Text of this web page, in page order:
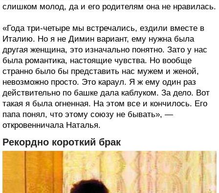
слишком молод, да и его родителям она не нравилась.
«Года три-четыре мы встречались, ездили вместе в
Италию. Но я не Димин вариант, ему нужна была
другая женщина, это изначально понятно. Зато у нас
была романтика, настоящие чувства. Но вообще
странно было бы представить нас мужем и женой,
невозможно просто. Это караул. Я ж ему один раз
действительно по башке дала каблуком. За дело. Вот
такая я была огненная. На этом все и кончилось. Его
папа понял, что этому союзу не бывать», —
откровенничала Наталья.
Рекордно короткий брак